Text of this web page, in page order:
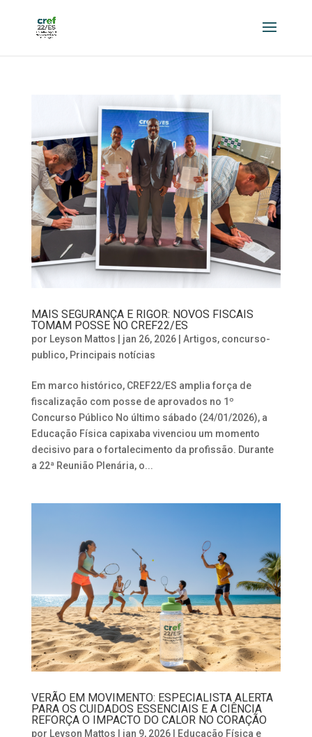
MAIS SEGURANÇA E RIGOR: NOVOS FISCAIS
TOMAM POSSE NO CREF22/ES
por Leyson Mattos jan 26, 2026| Artigos, concurso-
publico, Principais notícias
Em marco histórico, CREF22/ES amplia força de
fiscalização com posse de aprovados no 1º
Concurso Público No último sábado (24/01/2026), a
Educação Física capixaba vivenciou um momento
decisivo para o fortalecimento da profissão. Durante
a 22ª Reunião Plenária, o...
VERÃO EM MOVIMENTO: ESPECIALISTA ALERTA
PARA OS CUIDADOS ESSENCIAIS E A CIÊNCIA
REFORÇA O IMPACTO DO CALOR NO CORAÇÃO
por Leyson Mattos jan 9, 2026|
Educação Física e